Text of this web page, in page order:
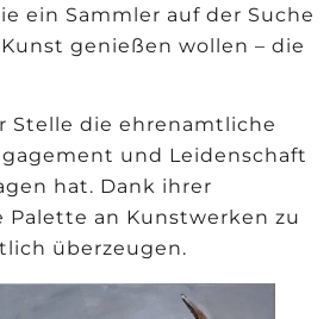
ein Sammler auf der Suche
genießen wollen – die
Stelle die ehrenamtliche
und Leidenschaft
hat. Dank ihrer
an Kunstwerken zu
überzeugen.